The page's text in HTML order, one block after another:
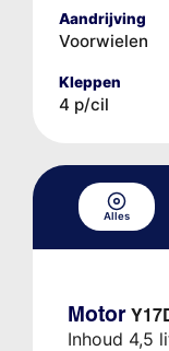
Aandrijving
Voorwielen
Kleppen
4 p/cil
Alles
Motor
Inhoud 4,5